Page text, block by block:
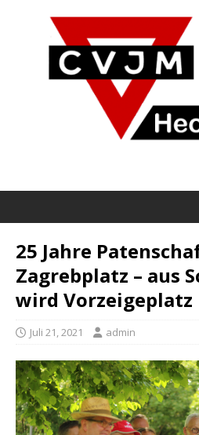
25 Jahre
Zagrebplatz – aus
wird Vorzeigeplatz
Juli 21, 2021 admin